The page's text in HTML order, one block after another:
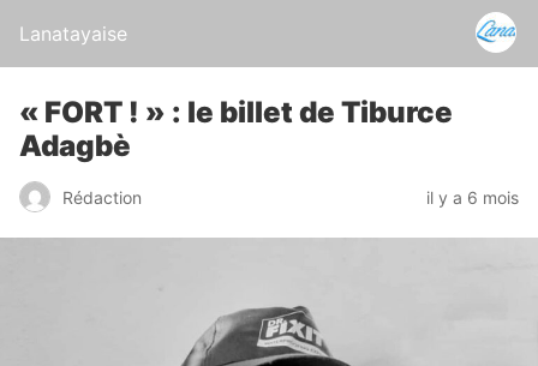
Lanatayaise
« FORT ! » : le billet de Tiburce
Adagbè
Rédaction il y a 6 mois